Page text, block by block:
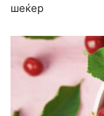
шеќер